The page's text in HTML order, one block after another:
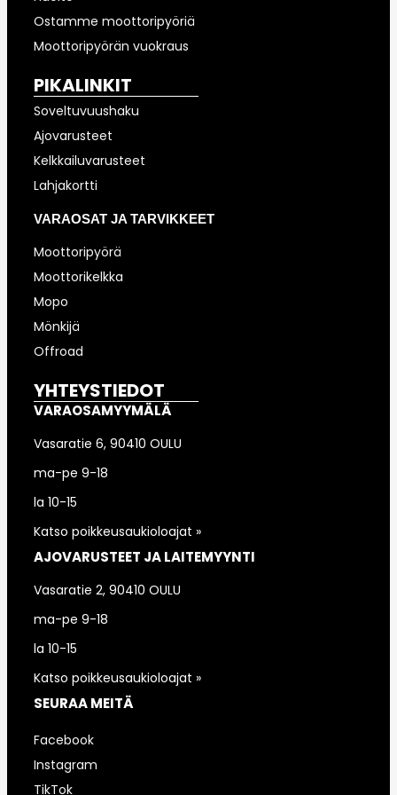
Ostamme moottoripyöriä
Moottoripyörän vuokraus
PIKALINKIT
Soveltuvuushaku
Ajovarusteet
Kelkkailuvarusteet
Lahjakortti
VARAOSAT JA TARVIKKEET
Moottoripyörä
Moottorikelkka
Mopo
Mönkijä
Offroad
YHTEYSTIEDOT
VARAOSAMYYMÄLÄ
Vasaratie 6, 90410 OULU
ma-pe 9-18
la 10-15
Katso poikkeusaukioloajat »
AJOVARUSTEET JA LAITEMYYNTI
Vasaratie 2, 90410 OULU
ma-pe 9-18
la 10-15
Katso poikkeusaukioloajat »
SEURAA MEITÄ
Facebook
Instagram
TikTok